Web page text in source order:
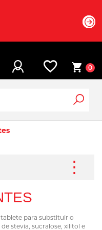
0
para substituir o
stevia, sucralose, xilitol e